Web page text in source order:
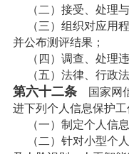
（二）接受、处理与
（三）组织对应用程
并公布测评结果；
（四）调查、处理违
（五）法律、行政法
第六十二条国家网信
进下列个人信息保护工
（一）制定个人信息
（二）针对小型个人